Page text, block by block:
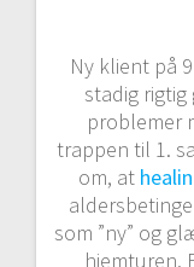
Ny klient på
stadig
problemer
trappen til 1.
om, at
som ”ny” og
hjemturen.